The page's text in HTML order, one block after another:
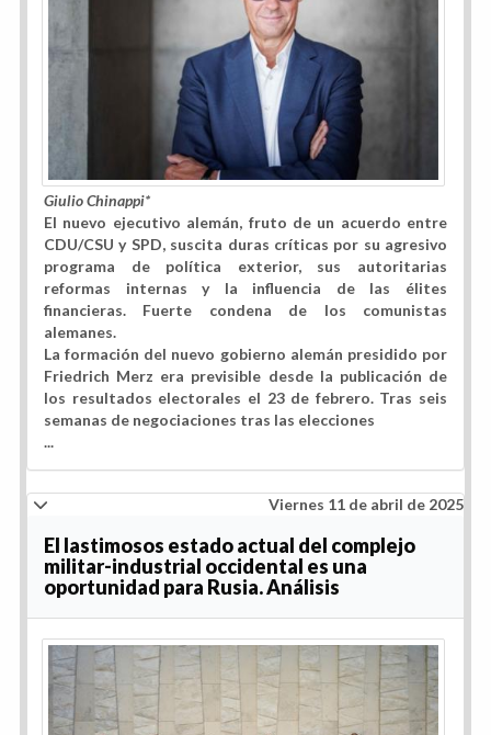
Giulio Chinappi*
El nuevo ejecutivo alemán, fruto de un acuerdo entre
CDU/CSU y SPD, suscita duras críticas por su agresivo
programa de política exterior, sus autoritarias
reformas internas y la influencia de las élites
financieras. Fuerte condena de los comunistas
alemanes.
La formación del nuevo gobierno alemán presidido por
Friedrich Merz era previsible desde la publicación de
los resultados electorales el 23 de febrero. Tras seis
semanas de negociaciones tras las elecciones
...
Viernes 11 de abril de 2025
El lastimosos estado actual del complejo
militar-industrial occidental es una
oportunidad para Rusia. Análisis